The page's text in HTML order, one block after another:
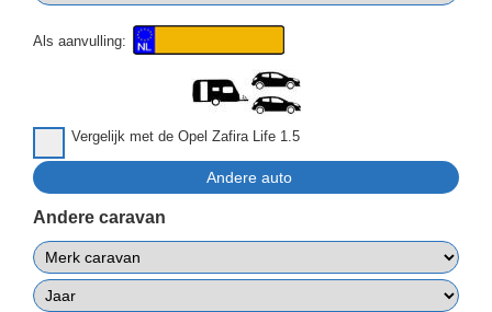
Als aanvulling:
Vergelijk met de Opel Zafira Life 1.5
Andere caravan